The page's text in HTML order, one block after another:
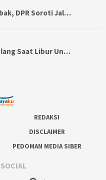
DPR Soroti Jal…
Saat Libur Un…
REDAKSI
DISCLAIMER
PEDOMAN MEDIA SIBER